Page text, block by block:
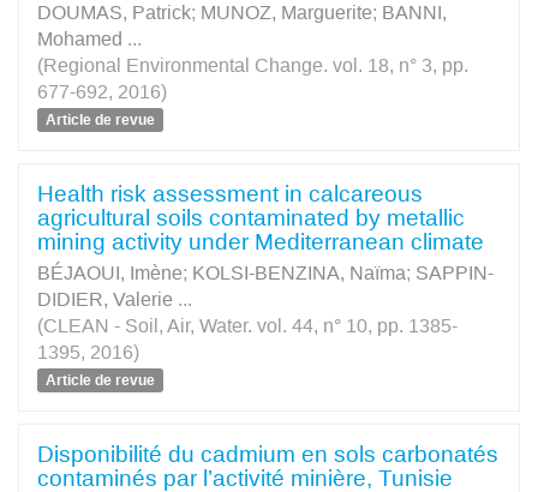
DOUMAS, Patrick; MUNOZ, Marguerite; BANNI,
Mohamed ...
(Regional Environmental Change. vol. 18, n° 3, pp.
677-692, 2016)
Article de revue
Health risk assessment in calcareous
agricultural soils contaminated by metallic
mining activity under Mediterranean climate
BÉJAOUI, Imène; KOLSI-BENZINA, Naïma; SAPPIN-
DIDIER, Valerie ...
(CLEAN - Soil, Air, Water. vol. 44, n° 10, pp. 1385-
1395, 2016)
Article de revue
Disponibilité du cadmium en sols carbonatés
contaminés par l’activité minière, Tunisie